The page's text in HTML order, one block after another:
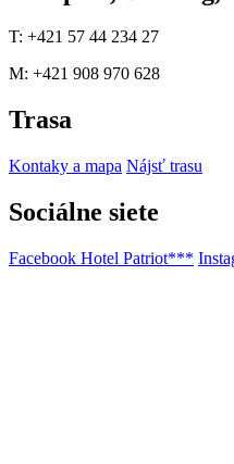
T: +421 57 44 234 27
M: +421 908 970 628
Trasa
Kontaky a mapa Nájsť trasu
Sociálne siete
Facebook Hotel Patriot***